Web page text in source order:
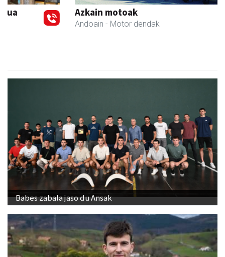
Azkain motoak
- Motor dendak
Babes zabala jaso du Ansak